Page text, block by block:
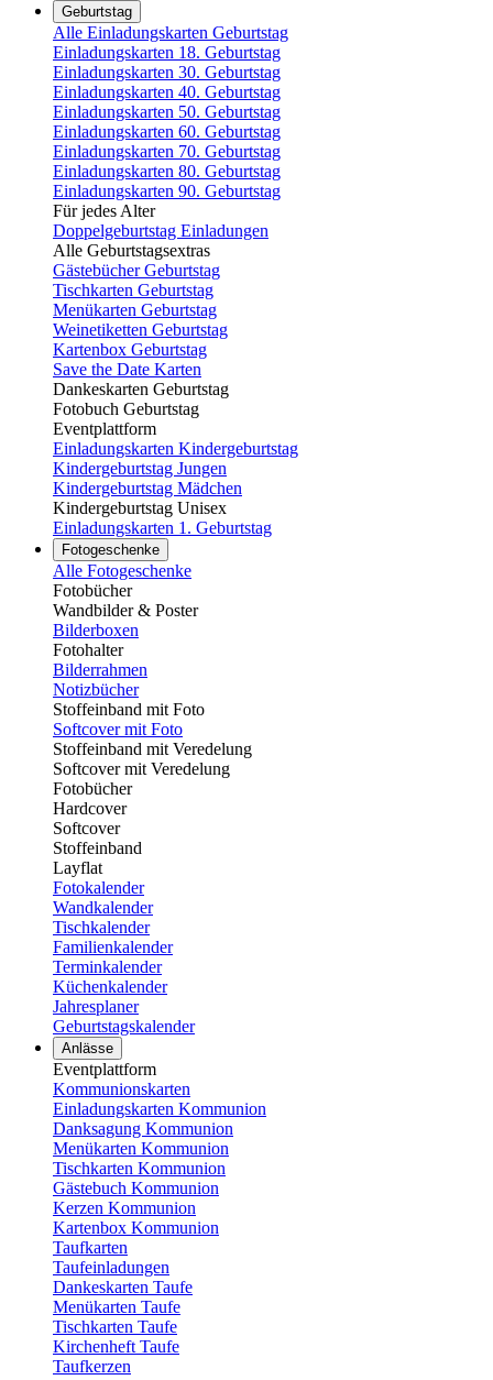
Geburtstag
Alle Einladungskarten Geburtstag
Einladungskarten 18. Geburtstag
Einladungskarten 30. Geburtstag
Einladungskarten 40. Geburtstag
Einladungskarten 50. Geburtstag
Einladungskarten 60. Geburtstag
Einladungskarten 70. Geburtstag
Einladungskarten 80. Geburtstag
Einladungskarten 90. Geburtstag
Für jedes Alter
Doppelgeburtstag Einladungen
Alle Geburtstagsextras
Gästebücher Geburtstag
Tischkarten Geburtstag
Menükarten Geburtstag
Weinetiketten Geburtstag
Kartenbox Geburtstag
Save the Date Karten
Dankeskarten Geburtstag
Fotobuch Geburtstag
Eventplattform
Einladungskarten Kindergeburtstag
Kindergeburtstag Jungen
Kindergeburtstag Mädchen
Kindergeburtstag Unisex
Einladungskarten 1. Geburtstag
Fotogeschenke
Alle Fotogeschenke
Fotobücher
Wandbilder & Poster
Bilderboxen
Fotohalter
Bilderrahmen
Notizbücher
Stoffeinband mit Foto
Softcover mit Foto
Stoffeinband mit Veredelung
Softcover mit Veredelung
Fotobücher
Hardcover
Softcover
Stoffeinband
Layflat
Fotokalender
Wandkalender
Tischkalender
Familienkalender
Terminkalender
Küchenkalender
Jahresplaner
Geburtstagskalender
Anlässe
Eventplattform
Kommunionskarten
Einladungskarten Kommunion
Danksagung Kommunion
Menükarten Kommunion
Tischkarten Kommunion
Gästebuch Kommunion
Kerzen Kommunion
Kartenbox Kommunion
Taufkarten
Taufeinladungen
Dankeskarten Taufe
Menükarten Taufe
Tischkarten Taufe
Kirchenheft Taufe
Taufkerzen